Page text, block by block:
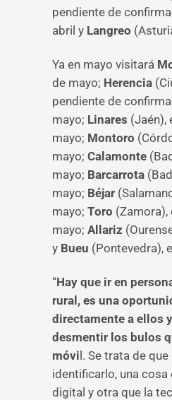
pendiente de
abril y Langreo
Ya en mayo visitará
de mayo; Herencia
pendiente de
mayo; Linares (Jaén),
mayo; Montoro
mayo; Calamonte
mayo; Barcarrota
mayo; Béjar
mayo; Toro (Zamora),
mayo; Allariz
y Bueu (Pontevedra),
“Hay que ir en
rural, es una
directamente a ellos
desmentir los bulos
móvi l. Se trata de
identificarlo, una cosa
digital y otra que la